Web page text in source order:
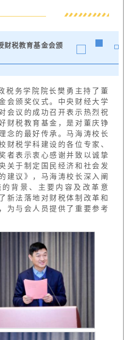
财税教育基金会颁
税务学院院长樊勇主持了董
会颁奖仪式。中央财经大学
会议的成功召开表示热烈祝
财税教育基金，是对董庆铮
念的最好传承。马海涛校长
财税学科建设的各位专家、
者表示衷心感谢并致以诚挚
关于制定国民经济和社会发
建议》，马海涛校长深入阐
背景、主要内容及改革意
新法落地对财税体制改革和
为与会人员提供了重要参考